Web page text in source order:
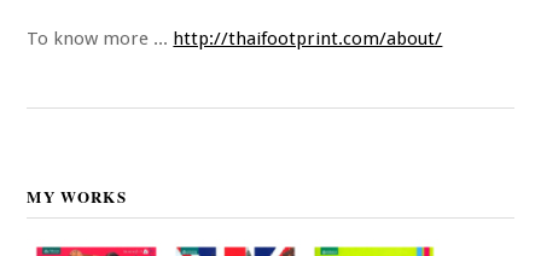
To know more ... http://thaifootprint.com/about/
MY WORKS